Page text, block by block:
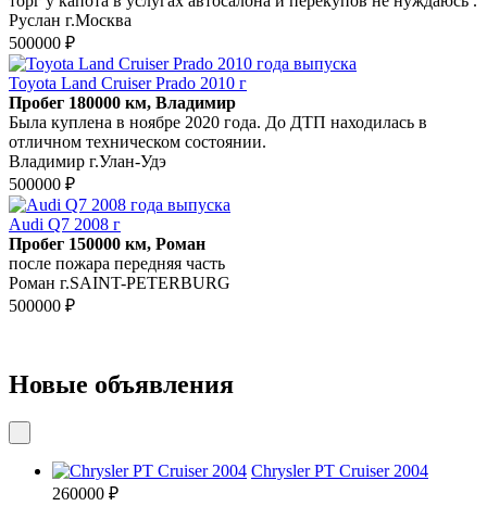
Руслан г.Москва
500000 ₽
Toyota Land Cruiser Prado 2010 г
Пробег 180000 км, Владимир
Была куплена в ноябре 2020 года. До ДТП находилась в
отличном техническом состоянии.
Владимир г.Улан-Удэ
500000 ₽
Audi Q7 2008 г
Пробег 150000 км, Роман
после пожара передняя часть
Роман г.SAINT-PETERBURG
500000 ₽
Новые объявления
Chrysler PT Cruiser 2004
260000 ₽